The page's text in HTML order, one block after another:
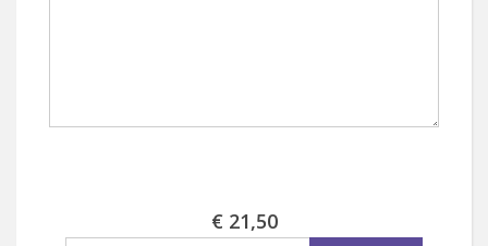
€ 21,50